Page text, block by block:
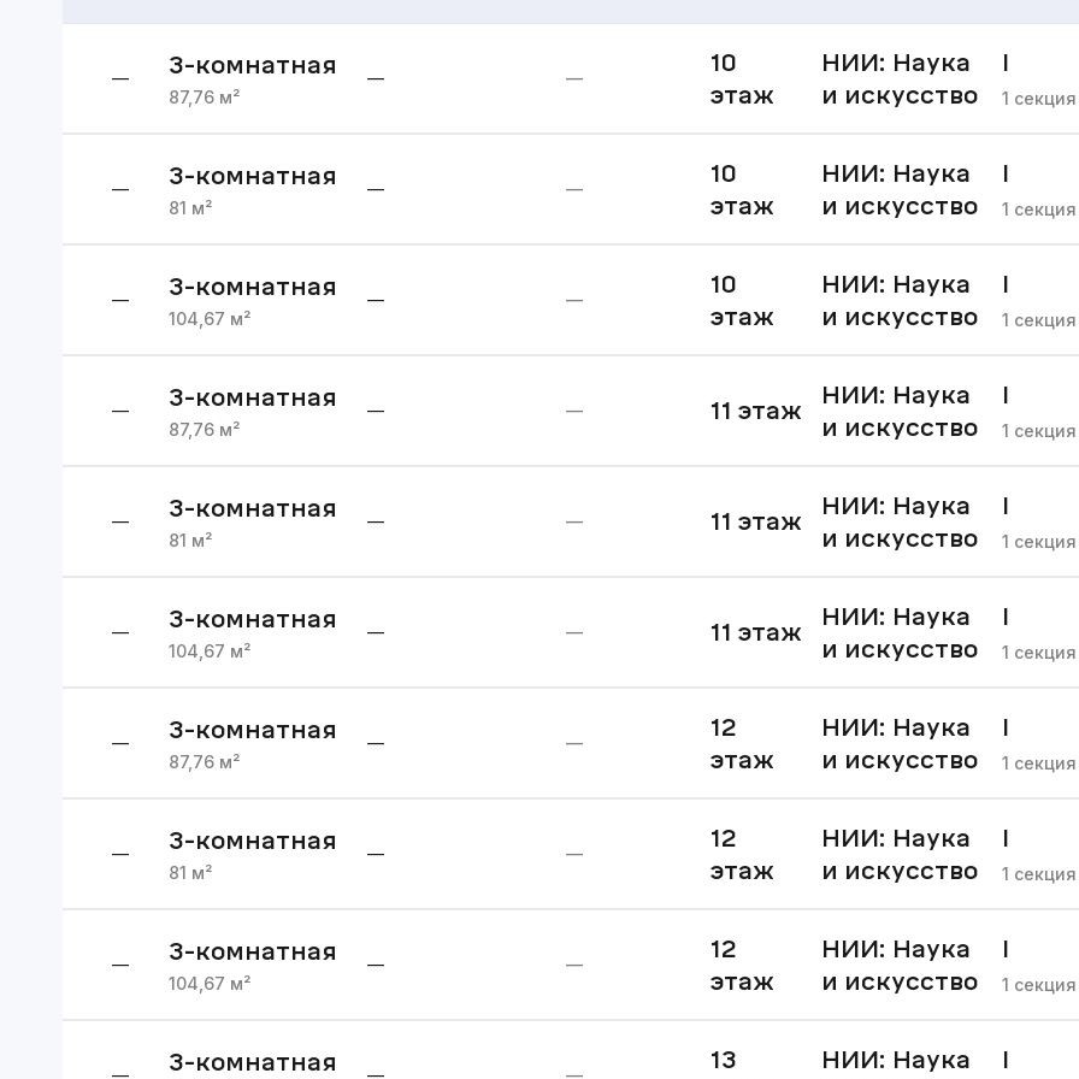
— 3-комнатная
87,76 м²
— —
10
этаж
НИИ: Наука
и искусство
I
1 секция
— 3-комнатная
81 м²
— —
10
этаж
НИИ: Наука
и искусство
I
1 секция
— 3-комнатная
104,67 м²
— —
10
этаж
НИИ: Наука
и искусство
I
1 секция
— 3-комнатная
87,76 м²
— — 11 этаж
НИИ: Наука
и искусство
I
1 секция
— 3-комнатная
81 м²
— — 11 этаж
НИИ: Наука
и искусство
I
1 секция
— 3-комнатная
104,67 м²
— — 11 этаж
НИИ: Наука
и искусство
I
1 секция
— 3-комнатная
87,76 м²
— —
12
этаж
НИИ: Наука
и искусство
I
1 секция
— 3-комнатная
81 м²
— —
12
этаж
НИИ: Наука
и искусство
I
1 секция
— 3-комнатная
104,67 м²
— —
12
этаж
НИИ: Наука
и искусство
I
1 секция
— 3-комнатная — —
13
НИИ: Наука
I